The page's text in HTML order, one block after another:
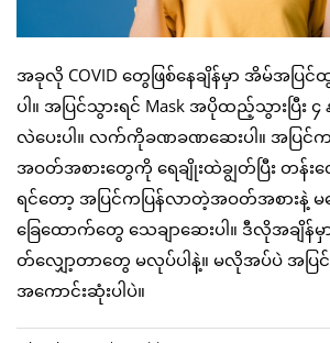
အခုလို COVID တွေဖြစ်နေချိန်မှာ အိမ်အပြ
ပါ။ အပြင်သွားရင် Mask အပိုထည့်သွားပြီး
လဲပေးပါ။ လက်ကိုခဏခဏဆေးပါ။ အပြင်က
အဝတ်အစားတွေကို ရေချိုးထဲချွတ်ပြီး တန်းလျှ
ရင်တော့ အပြင်ကပြန်လာတဲ့အဝတ်အစားနဲ့ မ
ခြေထောက်တွေ သေချာဆေးပါ။ ဒီလိုအချိန်မှ
တ်လျှော့တာတွေ မလုပ်ပါနဲ့။ မလိုအပ်ပဲ အပ
အကောင်းဆုံးပါပဲ။